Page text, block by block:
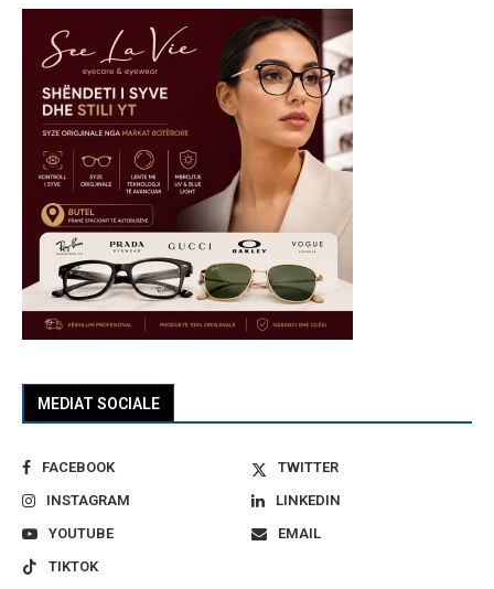
MEDIAT SOCIALE
FACEBOOK
TWITTER
INSTAGRAM
LINKEDIN
YOUTUBE
EMAIL
TIKTOK